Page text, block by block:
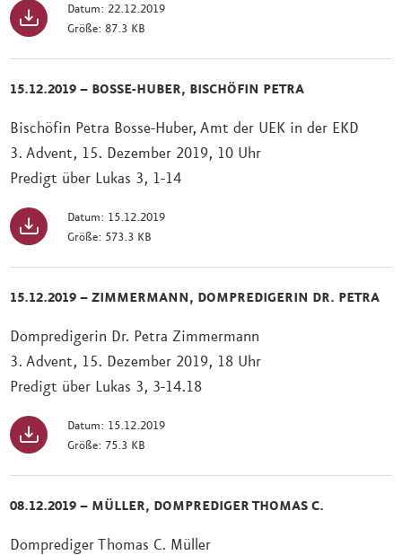
Datum: 22.12.2019
Größe: 87.3 KB
15.12.2019 – BOSSE-HUBER, BISCHÖFIN PETRA
Bischöfin Petra Bosse-Huber, Amt der UEK in der EKD
3. Advent, 15. Dezember 2019, 10 Uhr
Predigt über Lukas 3, 1-14
Datum: 15.12.2019
Größe: 573.3 KB
15.12.2019 – ZIMMERMANN, DOMPREDIGERIN DR. PETRA
Dompredigerin Dr. Petra Zimmermann
3. Advent, 15. Dezember 2019, 18 Uhr
Predigt über Lukas 3, 3-14.18
Datum: 15.12.2019
Größe: 75.3 KB
08.12.2019 – MÜLLER, DOMPREDIGER THOMAS C.
Domprediger Thomas C. Müller